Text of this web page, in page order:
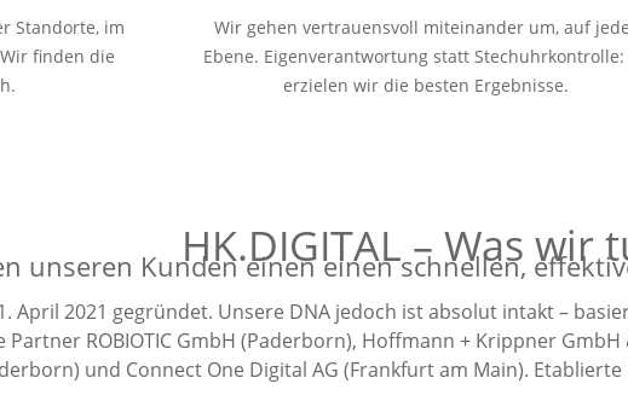
Standorte, im
Wir finden die
Wir gehen vertrauensvoll miteinander um, auf
Ebene. Eigenverantwortung statt Stechuhrkontrolle:
erzielen wir die besten Ergebnisse.
HK.DIGITAL – Was wir
unseren Kunden einen einen schnellen,
1. April 2021 gegründet. Unsere DNA jedoch ist absolut intakt –
ROBIOTIC GmbH (Paderborn), Hoffmann + Krippner
und Connect One Digital AG (Frankfurt am Main).